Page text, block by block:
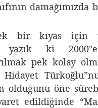
damağımızda
bir kıyas için
yazık ki
pek kolay
Hidayet
olduğunu öne
edildiğinde